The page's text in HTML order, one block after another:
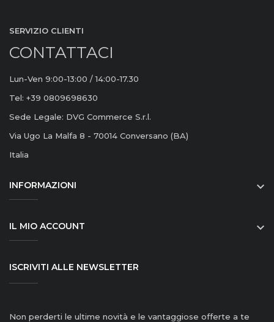
SERVIZIO CLIENTI
CONTATTACI
Lun-Ven 9:00-13:00 / 14:00-17.30
Tel: +39 0809698630
Sede Legale: DVG Commerce S.r.l.
Via Ugo La Malfa 8 - 70014 Conversano (BA)
Italia
INFORMAZIONI 
IL MIO ACCOUNT 
ISCRIVITI ALLE NEWSLETTER
Non perderti le ultime novità e le vantaggiose offerte a te